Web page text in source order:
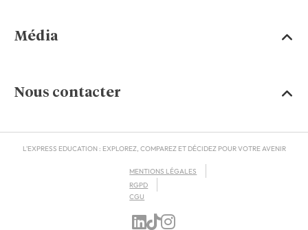
Média
Nous contacter
L'EXPRESS EDUCATION : EXPLOREZ, COMPAREZ ET DÉCIDEZ POUR VOTRE AVENIR
MENTIONS LÉGALES
RGPD
CGU